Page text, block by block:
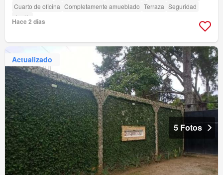
Cuarto de oficina Completamente amueblado Terraza Seguridad
Jardín
Hace 2 días
Actualizado
5 Fotos